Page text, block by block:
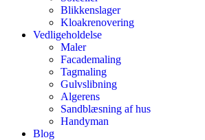
Blikkenslager
Kloakrenovering
Vedligeholdelse
Maler
Facademaling
Tagmaling
Gulvslibning
Algerens
Sandblæsning af hus
Handyman
Blog